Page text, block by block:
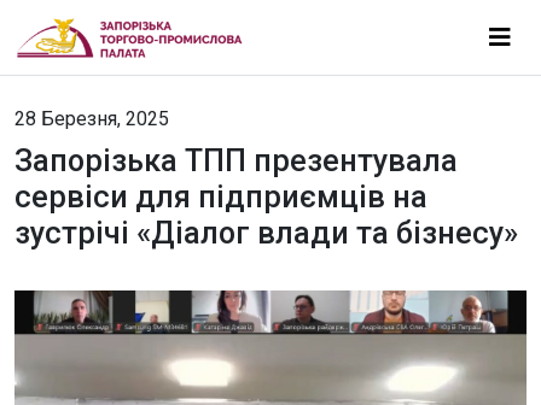
28 Березня, 2025
Запорізька ТПП презентувала
сервіси для підприємців на
зустрічі «Діалог влади та бізнесу»